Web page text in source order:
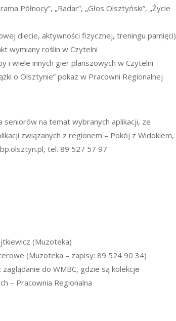
Północy”, „Radar”, „Głos Olsztyński”, „Życie
diecie, aktywności fizycznej, treningu pamięci)
wymiany roślin w Czytelni
i wiele innych gier planszowych w Czytelni
o Olsztynie” pokaz w Pracowni Regionalnej
seniorów na temat wybranych aplikacji, ze
związanych z regionem – Pokój z Widokiem,
tel. 89 527 57 97
(Muzoteka)
(Muzoteka – zapisy: 89 524 90 34)
do WMBC, gdzie są kolekcje
– Pracownia Regionalna